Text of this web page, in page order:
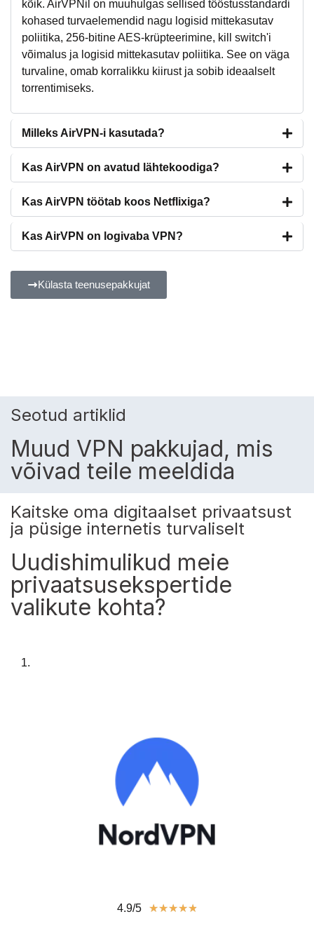
kõik. AirVPNil on muuhulgas sellised tööstusstandardi
kohased turvaelemendid nagu logisid mittekasutav
poliitika, 256-bitine AES-krüpteerimine, kill switch'i
võimalus ja logisid mittekasutav poliitika. See on väga
turvaline, omab korralikku kiirust ja sobib ideaalselt
torrentimiseks.
Milleks AirVPN-i kasutada?
Kas AirVPN on avatud lähtekoodiga?
Kas AirVPN töötab koos Netflixiga?
Kas AirVPN on logivaba VPN?
Külasta teenusepakkujat
Seotud artiklid
Muud VPN pakkujad, mis
võivad teile meeldida
Kaitske oma digitaalset privaatsust
ja püsige internetis turvaliselt
Uudishimulikud meie
privaatsusekspertide
valikute kohta?
1.
4.9/5 ★★★★★